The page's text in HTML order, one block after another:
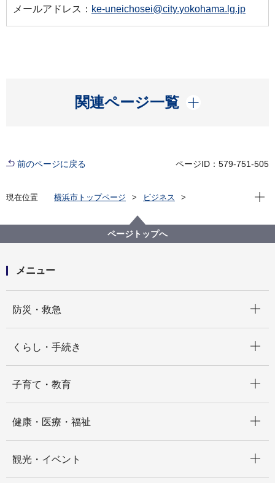
メールアドレス： ke-uneichosei@city.yokohama.lg.jp
関連ページ一覧
開く
前のページに戻る ページID：579-751-505
現在位置 横浜市トップページ
ビジネス
平成２０年１０月 市場月報
現在
ページトップへ
メニュー
防災・救急
くらし・手続き
子育て・教育
健康・医療・福祉
観光・イベント